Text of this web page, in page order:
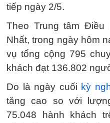
tiếp ngày 2/5.
Theo Trung tâm
Nhất, trong ngày hôm
vụ tổng cộng 795
khách đạt 136.802
Do là ngày cuối kỳ
tăng cao so với
75.048 hành khách